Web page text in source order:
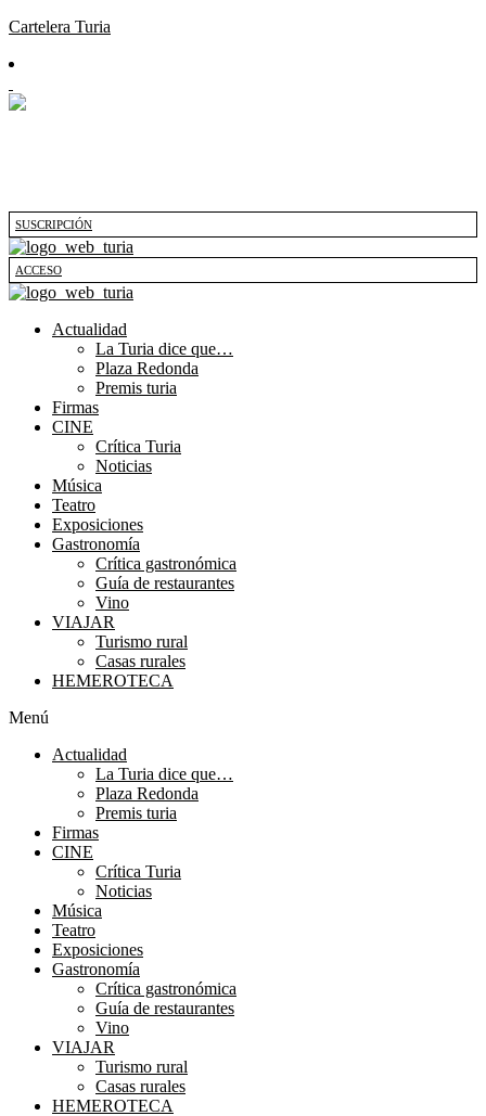
Cartelera Turia
SUSCRIPCIÓN
ACCESO
Actualidad
La Turia dice que…
Plaza Redonda
Premis turia
Firmas
CINE
Crítica Turia
Noticias
Música
Teatro
Exposiciones
Gastronomía
Crítica gastronómica
Guía de restaurantes
Vino
VIAJAR
Turismo rural
Casas rurales
HEMEROTECA
Menú
Actualidad
La Turia dice que…
Plaza Redonda
Premis turia
Firmas
CINE
Crítica Turia
Noticias
Música
Teatro
Exposiciones
Gastronomía
Crítica gastronómica
Guía de restaurantes
Vino
VIAJAR
Turismo rural
Casas rurales
HEMEROTECA